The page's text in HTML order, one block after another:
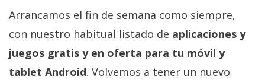
Arrancamos el fin de semana como siempre,
con nuestro habitual listado de aplicaciones y
juegos gratis y en oferta para tu móvil y
tablet Android. Volvemos a tener un nuevo